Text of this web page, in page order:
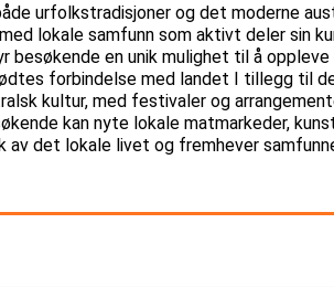
urfolkstradisjoner og det moderne
lokale samfunn som aktivt deler sin
besøkende en unik mulighet til å
forbindelse med landet I tillegg til
kultur, med festivaler og
kan nyte lokale matmarkeder,
av det lokale livet og fremhever